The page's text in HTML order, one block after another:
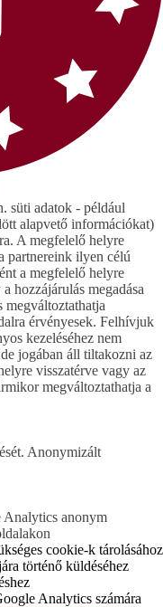
süti adatok - például
alapvető információkat)
A megfelelő helyre
partnereink ilyen célú
a megfelelő helyre
hozzájárulás megadása
megváltoztathatja
érvényesek. Felhívjuk
kezeléséhez nem
jogában áll tiltakozni az
visszatérve vagy az
megváltoztathatja a
Anonymizált
Analytics anonym
cookie-k tárolásához
történő küldéséhez
Analytics számára